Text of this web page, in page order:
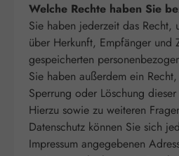
Welche Rechte haben Sie
Sie haben jederzeit das Recht,
über Herkunft, Empfänger und
gespeicherten
Sie haben außerdem ein
Sperrung oder Löschung
Hierzu sowie zu weiteren
Datenschutz können Sie sich
Impressum angegebenen